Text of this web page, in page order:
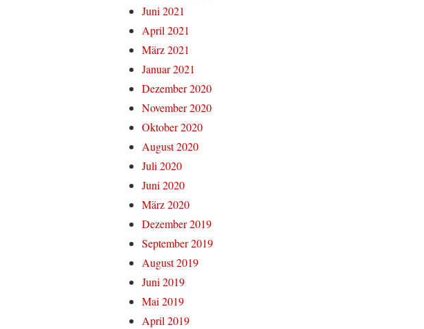
Juni 2021
April 2021
März 2021
Januar 2021
Dezember 2020
November 2020
Oktober 2020
August 2020
Juli 2020
Juni 2020
März 2020
Dezember 2019
September 2019
August 2019
Juni 2019
Mai 2019
April 2019